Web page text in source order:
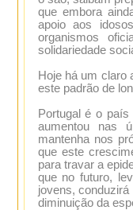
que embora
apoio aos
organismos
solidariedade
Hoje há um claro
este padrão de
Portugal é o
aumentou nas
mantenha nos
que este
para travar a
que no futuro,
jovens,
diminuição da